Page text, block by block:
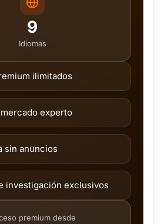
9
Idiomas
ilimitados
experto
sin anuncios
investigación exclusivos
premium desde